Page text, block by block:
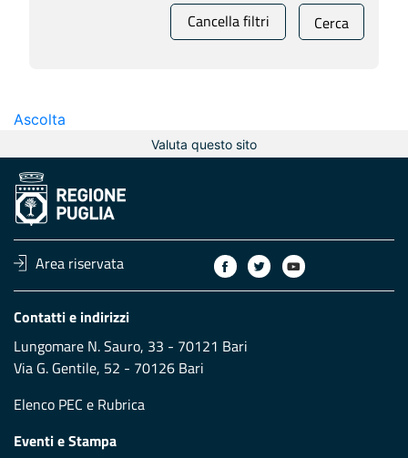
Cancella filtri Cerca
Ascolta
Valuta questo sito
Area riservata
Contatti e indirizzi
Lungomare N. Sauro, 33 - 70121 Bari
Via G. Gentile, 52 - 70126 Bari
Elenco PEC e Rubrica
Eventi e Stampa